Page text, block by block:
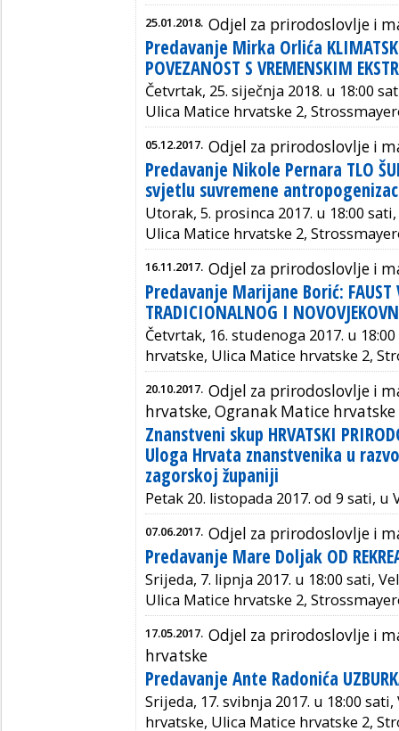
25.01.2018. Odjel za prirodoslovlje i
Predavanje Mirka Orlića
POVEZANOST S VREMENSKIM
Četvrtak, 25. siječnja 2018. u 18:00
Ulica Matice hrvatske 2,
05.12.2017. Odjel za prirodoslovlje i
Predavanje Nikole Pernara TLO
svjetlu suvremene
Utorak, 5. prosinca 2017. u 18:00
Ulica Matice hrvatske 2,
16.11.2017. Odjel za prirodoslovlje i
Predavanje Marijane Borić: FAUST
TRADICIONALNOG I
Četvrtak, 16. studenoga 2017. u
hrvatske, Ulica Matice hrvatske 2,
20.10.2017. Odjel za prirodoslovlje i
hrvatske, Ogranak Matice
Znanstveni skup HRVATSKI
Uloga Hrvata znanstvenika u
zagorskoj županiji
Petak 20. listopada 2017. od 9 sati,
07.06.2017. Odjel za prirodoslovlje i
Predavanje Mare Doljak OD
Srijeda, 7. lipnja 2017. u 18:00 sati,
Ulica Matice hrvatske 2,
17.05.2017. Odjel za prirodoslovlje i
hrvatske
Predavanje Ante Radonića
Srijeda, 17. svibnja 2017. u 18:00
hrvatske, Ulica Matice hrvatske 2,